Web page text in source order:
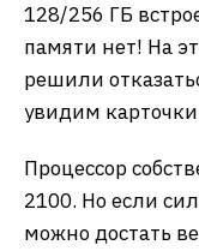
128/256 ГБ
памяти нет! На
решили
увидим
Процессор
2100. Но если
можно достать